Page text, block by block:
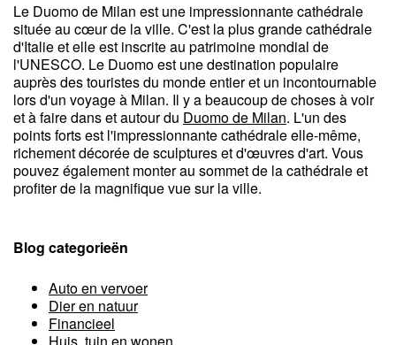
Le Duomo de Milan est une impressionnante cathédrale
située au cœur de la ville. C'est la plus grande cathédrale
d'Italie et elle est inscrite au patrimoine mondial de
l'UNESCO. Le Duomo est une destination populaire
auprès des touristes du monde entier et un incontournable
lors d'un voyage à Milan. Il y a beaucoup de choses à voir
et à faire dans et autour du Duomo de Milan. L'un des
points forts est l'impressionnante cathédrale elle-même,
richement décorée de sculptures et d'œuvres d'art. Vous
pouvez également monter au sommet de la cathédrale et
profiter de la magnifique vue sur la ville.
Blog categorieën
Auto en vervoer
Dier en natuur
Financieel